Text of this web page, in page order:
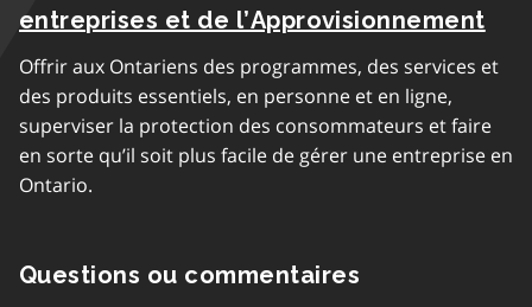
entreprises et de l’Approvisionnement
Offrir aux Ontariens des programmes, des services et
des produits essentiels, en personne et en ligne,
superviser la protection des consommateurs et faire
en sorte qu’il soit plus facile de gérer une entreprise en
Ontario.
Questions ou commentaires